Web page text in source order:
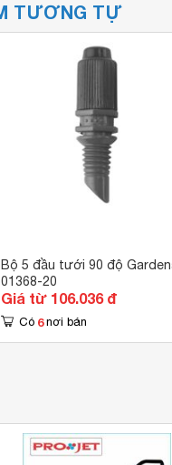
TƯƠNG TỰ
Bộ 5 đầu tưới 90 độ
01368-20
Giá từ 106.036 đ
Có 6 nơi bán